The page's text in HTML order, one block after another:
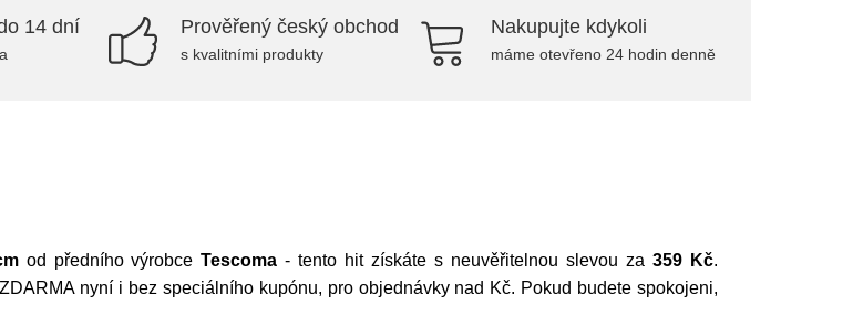
14 dní Prověřený český obchod
s kvalitními produkty
Nakupujte kdykoli
máme otevřeno 24 hodin denně
od předního výrobceTescoma - tento hit získáte s neuvěřitelnou slevou za359 Kč.
nyní i bez speciálního kupónu, pro objednávky nad Kč. Pokud budete spokojeni,